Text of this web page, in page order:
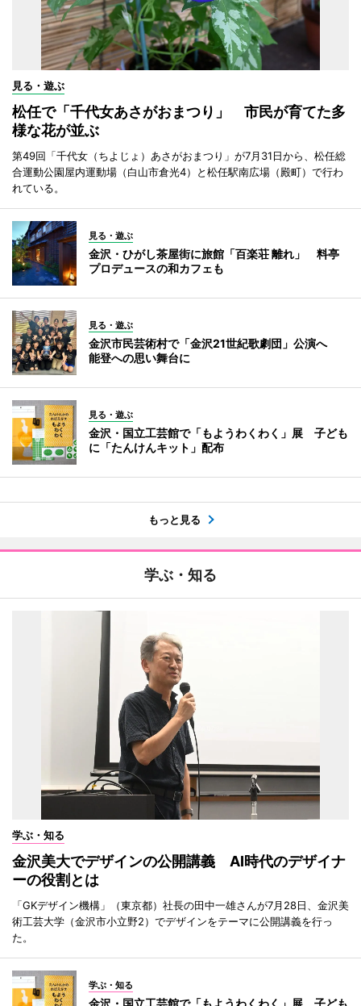
見る・遊ぶ
松任で「千代女あさがおまつり」 市民が育てた多
様な花が並ぶ
第49回「千代女（ちよじょ）あさがおまつり」が7月31日から、松任総
合運動公園屋内運動場（白山市倉光4）と松任駅南広場（殿町）で行わ
れている。
見る・遊ぶ
金沢・ひがし茶屋街に旅館「百楽荘 離れ」 料亭
プロデュースの和カフェも
見る・遊ぶ
金沢市民芸術村で「金沢21世紀歌劇団」公演へ
能登への思い舞台に
見る・遊ぶ
金沢・国立工芸館で「もようわくわく」展 子ども
に「たんけんキット」配布
もっと見る
学ぶ・知る
学ぶ・知る
金沢美大でデザインの公開講義 AI時代のデザイナ
ーの役割とは
「GKデザイン機構」（東京都）社長の田中一雄さんが7月28日、金沢美
術工芸大学（金沢市小立野2）でデザインをテーマに公開講義を行っ
た。
学ぶ・知る